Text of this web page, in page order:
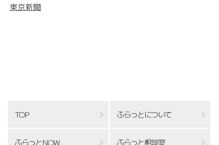
東京新聞
TOP ふらっとについて
ふらっとNOW ふらっと相談室